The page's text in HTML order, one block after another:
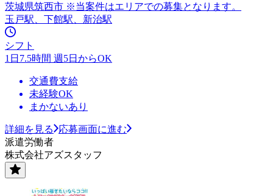
茨城県筑西市 ※当案件はエリアでの募集となります。
玉戸駅、下館駅、新治駅
シフト
1日7.5時間 週5日からOK
交通費支給
未経験OK
まかないあり
詳細を見る
応募画面に進む
派遣労働者
株式会社アズスタッフ